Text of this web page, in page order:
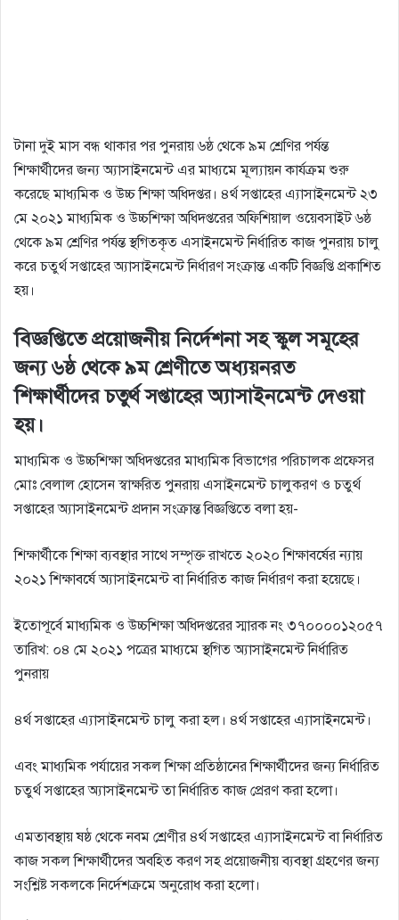
টানা দুই মাস বন্ধ থাকার পর পুনরায় ৬ষ্ঠ থেকে ৯ম শ্রেণির পর্যন্ত
শিক্ষার্থীদের জন্য অ্যাসাইনমেন্ট এর মাধ্যমে মূল্যায়ন কার্যক্রম শুরু
করেছে মাধ্যমিক ও উচ্চ শিক্ষা অধিদপ্তর। ৪র্থ সপ্তাহের এ্যাসাইনমেন্ট ২৩
মে ২০২১ মাধ্যমিক ও উচ্চশিক্ষা অধিদপ্তরের অফিশিয়াল ওয়েবসাইট ৬ষ্ঠ
থেকে ৯ম শ্রেণির পর্যন্ত স্থগিতকৃত এসাইনমেন্ট নির্ধারিত কাজ পুনরায় চালু
করে চতুর্থ সপ্তাহের অ্যাসাইনমেন্ট নির্ধারণ সংক্রান্ত একটি বিজ্ঞপ্তি প্রকাশিত
হয়।
বিজ্ঞপ্তিতে প্রয়োজনীয় নির্দেশনা সহ স্কুল সমূহের
জন্য ৬ষ্ঠ থেকে ৯ম শ্রেণীতে অধ্যয়নরত
শিক্ষার্থীদের চতুর্থ সপ্তাহের অ্যাসাইনমেন্ট দেওয়া
হয়।
মাধ্যমিক ও উচ্চশিক্ষা অধিদপ্তরের মাধ্যমিক বিভাগের পরিচালক প্রফেসর
মোঃ বেলাল হোসেন স্বাক্ষরিত পুনরায় এসাইনমেন্ট চালুকরণ ও চতুর্থ
সপ্তাহের অ্যাসাইনমেন্ট প্রদান সংক্রান্ত বিজ্ঞপ্তিতে বলা হয়-
শিক্ষার্থীকে শিক্ষা ব্যবস্থার সাথে সম্পৃক্ত রাখতে ২০২০ শিক্ষাবর্ষের ন্যায়
২০২১ শিক্ষাবর্ষে অ্যাসাইনমেন্ট বা নির্ধারিত কাজ নির্ধারণ করা হয়েছে।
ইতোপূর্বে মাধ্যমিক ও উচ্চশিক্ষা অধিদপ্তরের স্মারক নং ৩৭০০০০১২০৫৭
তারিখ: ০৪ মে ২০২১ পত্রের মাধ্যমে স্থগিত অ্যাসাইনমেন্ট নির্ধারিত
পুনরায়
৪র্থ সপ্তাহের এ্যাসাইনমেন্ট চালু করা হল। ৪র্থ সপ্তাহের এ্যাসাইনমেন্ট।
এবং মাধ্যমিক পর্যায়ের সকল শিক্ষা প্রতিষ্ঠানের শিক্ষার্থীদের জন্য নির্ধারিত
চতুর্থ সপ্তাহের অ্যাসাইনমেন্ট তা নির্ধারিত কাজ প্রেরণ করা হলো।
এমতাবস্থায় ষষ্ঠ থেকে নবম শ্রেণীর ৪র্থ সপ্তাহের এ্যাসাইনমেন্ট বা নির্ধারিত
কাজ সকল শিক্ষার্থীদের অবহিত করণ সহ প্রয়োজনীয় ব্যবস্থা গ্রহণের জন্য
সংশ্লিষ্ট সকলকে নির্দেশক্রমে অনুরোধ করা হলো।